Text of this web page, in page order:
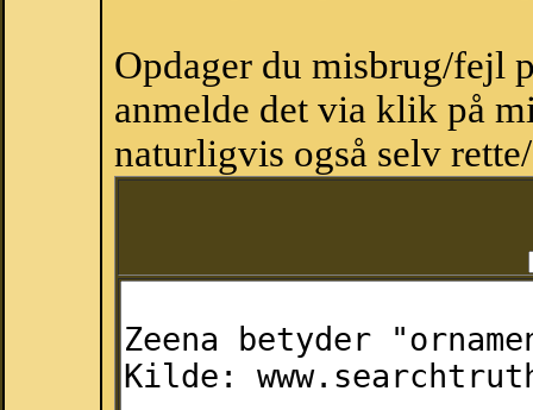
Opdager du misbrug/fejl
anmelde det via klik på
naturligvis også selv